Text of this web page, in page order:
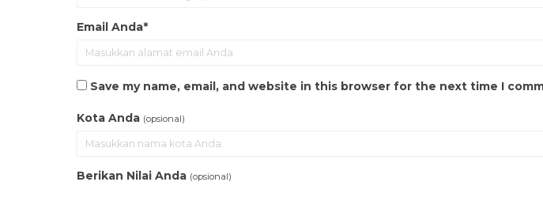
Email Anda*
Save my name, email, and website in this browser for the next time I
Kota Anda (opsional)
Berikan Nilai Anda (opsional)